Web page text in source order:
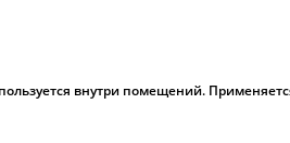
внутри помещений.